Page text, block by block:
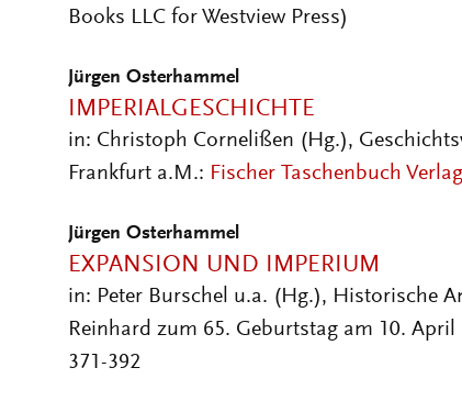
Books LLC for Westview Press)
Jürgen Osterhammel
IMPERIALGESCHICHTE
in: Christoph Cornelißen (Hg.),
Frankfurt a.M.: Fischer Taschenbuch Verlag
Jürgen Osterhammel
EXPANSION UND IMPERIUM
in: Peter Burschel u.a. (Hg.), Historische
Reinhard zum 65. Geburtstag am 10. April
371-392